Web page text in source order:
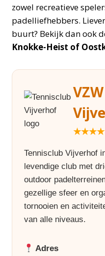
zowel recreatieve
padelliefhebbers.
buurt? Bekijk dan ook
Knokke-Heist of
Tennisclub Vijverhof
levendige club met
outdoor
gezellige sfeer en
tornooien en
van alle niveaus.
Adres